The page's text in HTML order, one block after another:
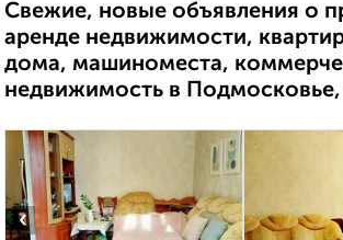
Свежие, новые объявления о
аренде недвижимости,
дома, машиноместа,
недвижимость в
‹